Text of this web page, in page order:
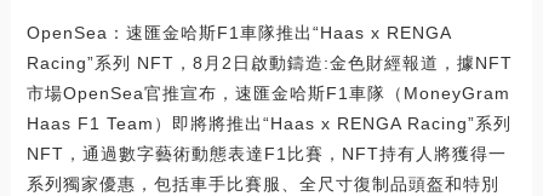
OpenSea：速匯金哈斯F1車隊推出“Haas x RENGA
Racing”系列 NFT，8月2日啟動鑄造:金色財經報道，據NFT
市場OpenSea官推宣布，速匯金哈斯F1車隊（MoneyGram
Haas F1 Team）即將將推出“Haas x RENGA Racing”系列
NFT，通過數字藝術動態表達F1比賽，NFT持有人將獲得一
系列獨家優惠，包括車手比賽服、全尺寸復制品頭盔和特別